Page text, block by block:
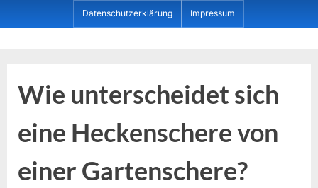
to
Datenschutzerklärung Impressum
Wie unterscheidet sich
eine Heckenschere von
einer Gartenschere?